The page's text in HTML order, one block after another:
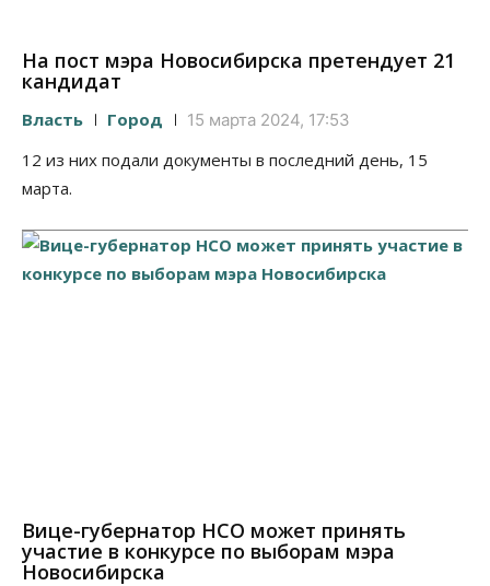
На пост мэра Новосибирска претендует 21
кандидат
Власть Город 15 марта 2024, 17:53
12 из них подали документы в последний день, 15
марта.
Вице-губернатор НСО может принять
участие в конкурсе по выборам мэра
Новосибирска